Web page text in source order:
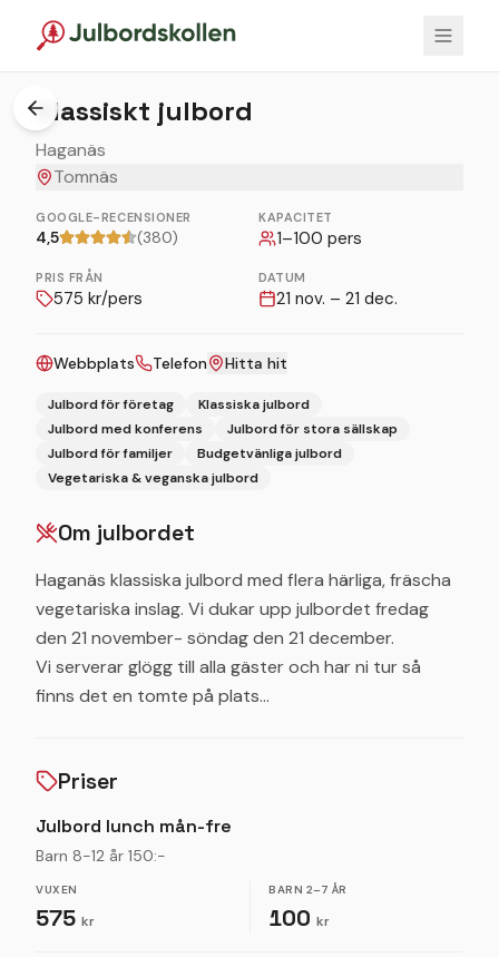
1/
Klassiskt julbord
Haganäs
Tomnäs
GOOGLE-RECENSIONER
4,5 (380)
KAPACITET
1–100 pers
PRIS FRÅN
575 kr/pers
DATUM
21 nov. – 21 dec.
Webbplats Telefon Hitta hit
Julbord för företag
Klassiska julbord
Julbord med konferens
Julbord för stora sällskap
Julbord för familjer
Budgetvänliga julbord
Vegetariska & veganska julbord
Om julbordet
Haganäs klassiska julbord med flera härliga, fräscha
vegetariska inslag. Vi dukar upp julbordet fredag
den 21 november- söndag den 21 december.
Vi serverar glögg till alla gäster och har ni tur så
finns det en tomte på plats…
Priser
Julbord lunch mån-fre
Barn 8-12 år 150:-
VUXEN
575 kr
BARN 2–7 ÅR
100 kr